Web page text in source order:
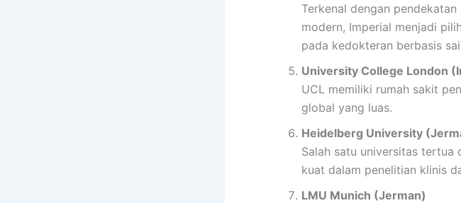
Terkenal dengan
modern, Imperial menjadi
pada kedokteran berbasis
University College London
UCL memiliki rumah sakit
global yang luas.
Heidelberg University
Salah satu universitas
kuat dalam penelitian klinis
LMU Munich (Jerman)